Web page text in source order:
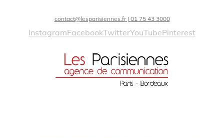
contact@lesparisiennes.fr | 01 75 43 3000
InstagramFacebookTwitterYouTubePinterest